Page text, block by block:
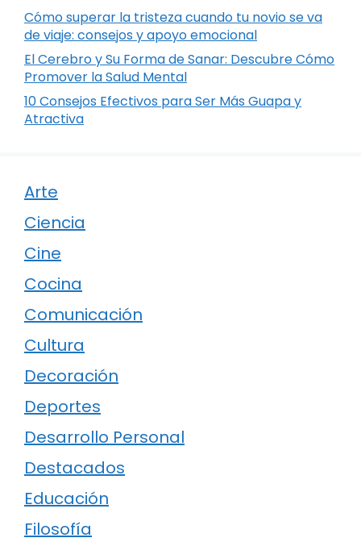
Cómo superar la tristeza cuando tu novio se va
de viaje: consejos y apoyo emocional
El Cerebro y Su Forma de Sanar: Descubre Cómo
Promover la Salud Mental
10 Consejos Efectivos para Ser Más Guapa y
Atractiva
Arte
Ciencia
Cine
Cocina
Comunicación
Cultura
Decoración
Deportes
Desarrollo Personal
Destacados
Educación
Filosofía